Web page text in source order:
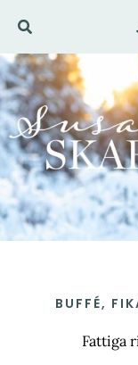
innehåll
Sök
BUFFÉ,
Fattiga